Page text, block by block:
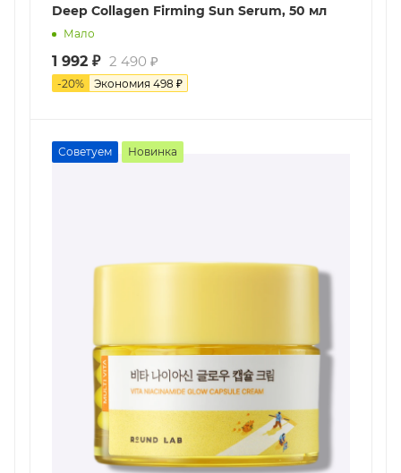
Deep Collagen Firming Sun Serum, 50 мл
Мало
1 992 ₽ 2 490 ₽
-20% Экономия 498 ₽
Советуем Новинка